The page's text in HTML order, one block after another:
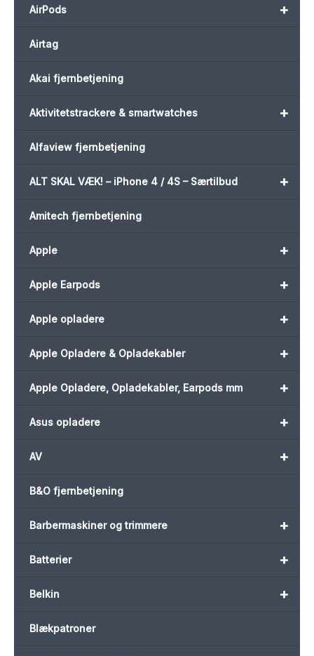
+
AirPods
Airtag
Akai fjernbetjening
+
Aktivitetstrackere & smartwatches
Alfaview fjernbetjening
+
ALT SKAL VÆK! – iPhone 4 / 4S – Særtilbud
Amitech fjernbetjening
+
Apple
+
Apple Earpods
+
Apple opladere
+
Apple Opladere & Opladekabler
+
Apple Opladere, Opladekabler, Earpods mm
+
Asus opladere
+
AV
B&O fjernbetjening
+
Barbermaskiner og trimmere
+
Batterier
+
Belkin
Blækpatroner